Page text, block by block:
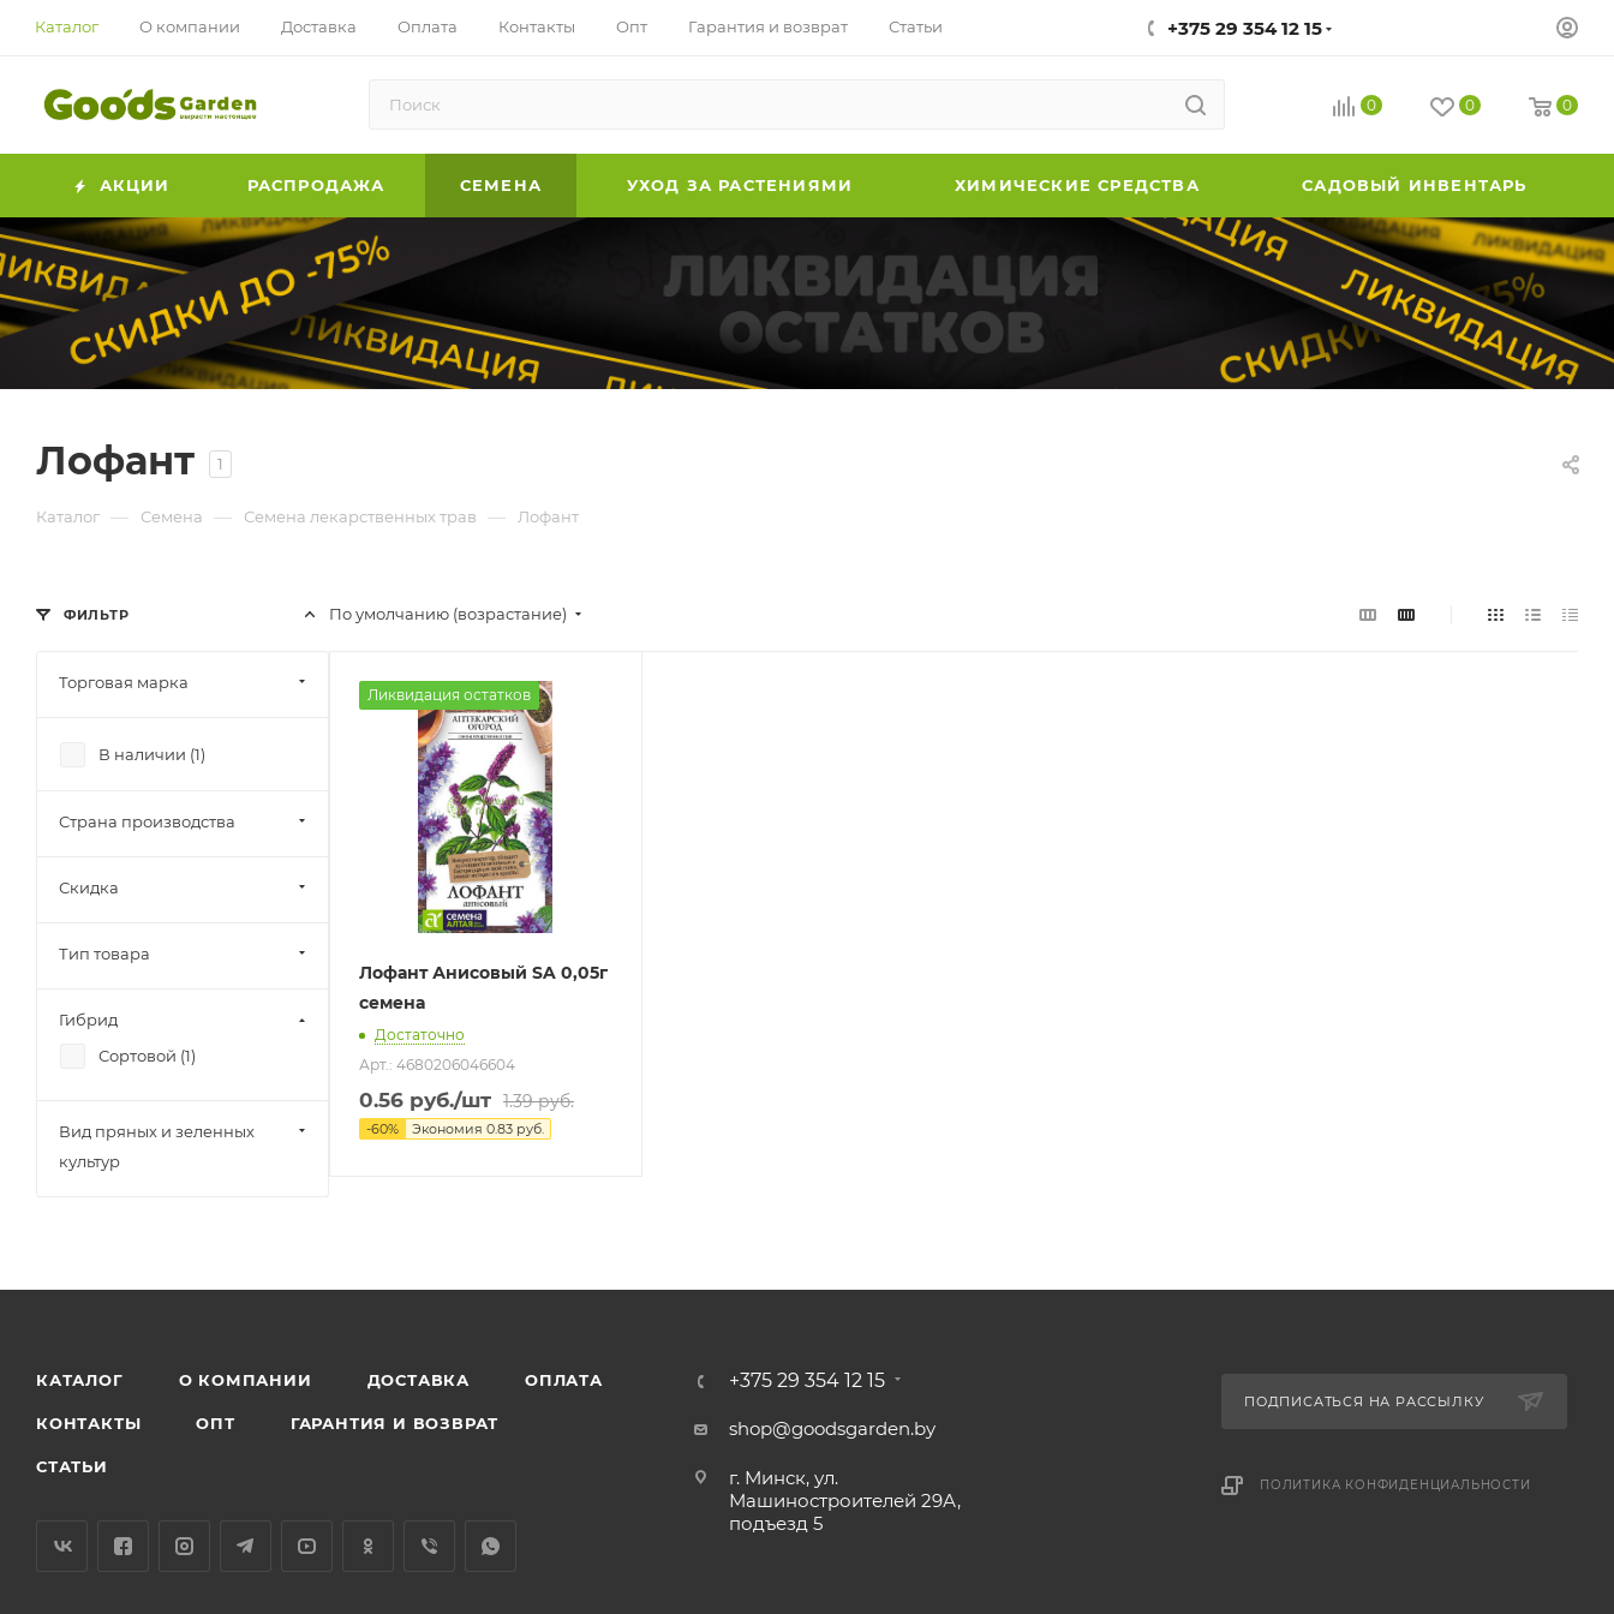
Каталог О компании Доставка Оплата Контакты Опт Гарантия и возврат Статьи +375 29 354 12 15
0 0 0
АКЦИИ РАСПРОДАЖА СЕМЕНА УХОД ЗА РАСТЕНИЯМИ ХИМИЧЕСКИЕ СРЕДСТВА САДОВЫЙ ИНВЕНТАРЬ
Лофант 1
Каталог — Семена — Семена лекарственных трав — Лофант
По умолчанию (возрастание)
Ликвидация остатков
Лофант Анисовый SA 0,05г
семена
Достаточно
Арт.: 4680206046604
0.56 руб./шт 1.39руб.
-60% Экономия 0.83 руб.
ФИЛЬТР
Торговая марка
В наличии (1)
Страна производства
Скидка
Тип товара
Гибрид
Сортовой (1)
Вид пряных и зеленных
культур
КАТАЛОГ О КОМПАНИИ ДОСТАВКА ОПЛАТА
КОНТАКТЫ ОПТ ГАРАНТИЯ И ВОЗВРАТ
СТАТЬИ
+375 29 354 12 15
shop@goodsgarden.by
г. Минск, ул.
Машиностроителей 29А,
подъезд 5
ПОДПИСАТЬСЯ НА РАССЫЛКУ
ПОЛИТИКА КОНФИДЕНЦИАЛЬНОСТИ